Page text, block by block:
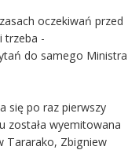
oczekiwań przed
trzeba -
do samego Ministra
się po raz pierwszy
została wyemitowana
Tararako, Zbigniew